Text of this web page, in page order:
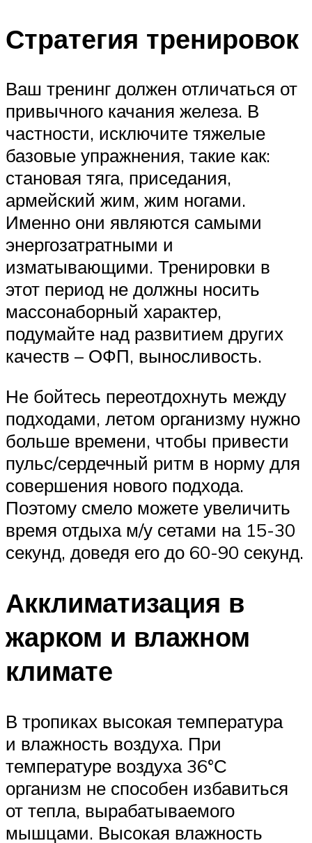
Стратегия тренировок
Ваш тренинг должен отличаться от
привычного качания железа. В
частности, исключите тяжелые
базовые упражнения, такие как:
становая тяга, приседания,
армейский жим, жим ногами.
Именно они являются самыми
энергозатратными и
изматывающими. Тренировки в
этот период не должны носить
массонаборный характер,
подумайте над развитием других
качеств – ОФП, выносливость.
Не бойтесь переотдохнуть между
подходами, летом организму нужно
больше времени, чтобы привести
пульс/сердечный ритм в норму для
совершения нового подхода.
Поэтому смело можете увеличить
время отдыха м/у сетами на 15-30
секунд, доведя его до 60-90 секунд.
Акклиматизация в
жарком и влажном
климате
В тропиках высокая температура
и влажность воздуха. При
температуре воздуха 36°С
организм не способен избавиться
от тепла, вырабатываемого
мышцами. Высокая влажность